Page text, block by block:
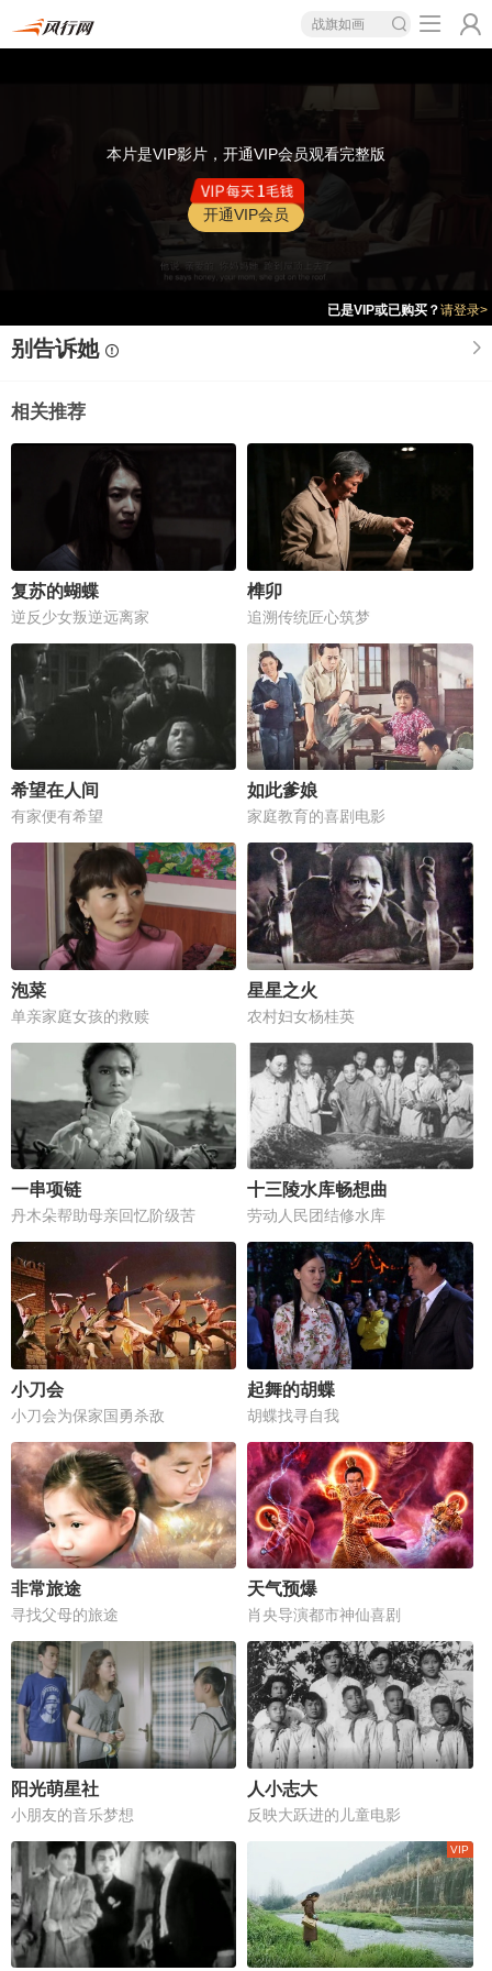
战旗如画
本片是VIP影片，开通VIP会员观看完整版
开通VIP会员
已是VIP或已购买？请登录>
别告诉她
相关推荐
复苏的蝴蝶
逆反少女叛逆远离家
榫卯
追溯传统匠心筑梦
希望在人间
有家便有希望
如此爹娘
家庭教育的喜剧电影
泡菜
单亲家庭女孩的救赎
星星之火
农村妇女杨桂英
一串项链
丹木朵帮助母亲回忆阶级苦
十三陵水库畅想曲
劳动人民团结修水库
小刀会
小刀会为保家国勇杀敌
起舞的胡蝶
胡蝶找寻自我
非常旅途
寻找父母的旅途
天气预爆
肖央导演都市神仙喜剧
阳光萌星社
小朋友的音乐梦想
人小志大
反映大跃进的儿童电影